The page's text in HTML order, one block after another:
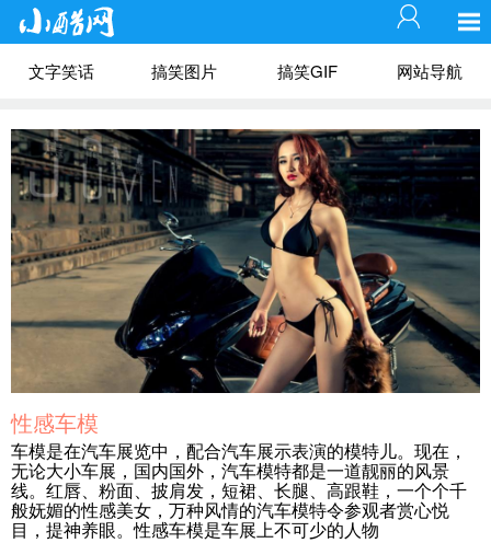
文字笑话 搞笑图片 搞笑GIF 网站导航
性感车模
车模是在汽车展览中，配合汽车展示表演的模特儿。现在，
无论大小车展，国内国外，汽车模特都是一道靓丽的风景
线。红唇、粉面、披肩发，短裙、长腿、高跟鞋，一个个千
般妩媚的性感美女，万种风情的汽车模特令参观者赏心悦
目，提神养眼。性感车模是车展上不可少的人物